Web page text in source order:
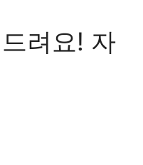
려요! 자